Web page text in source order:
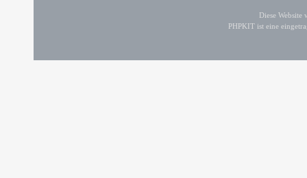
Diese
PHPKIT ist eine